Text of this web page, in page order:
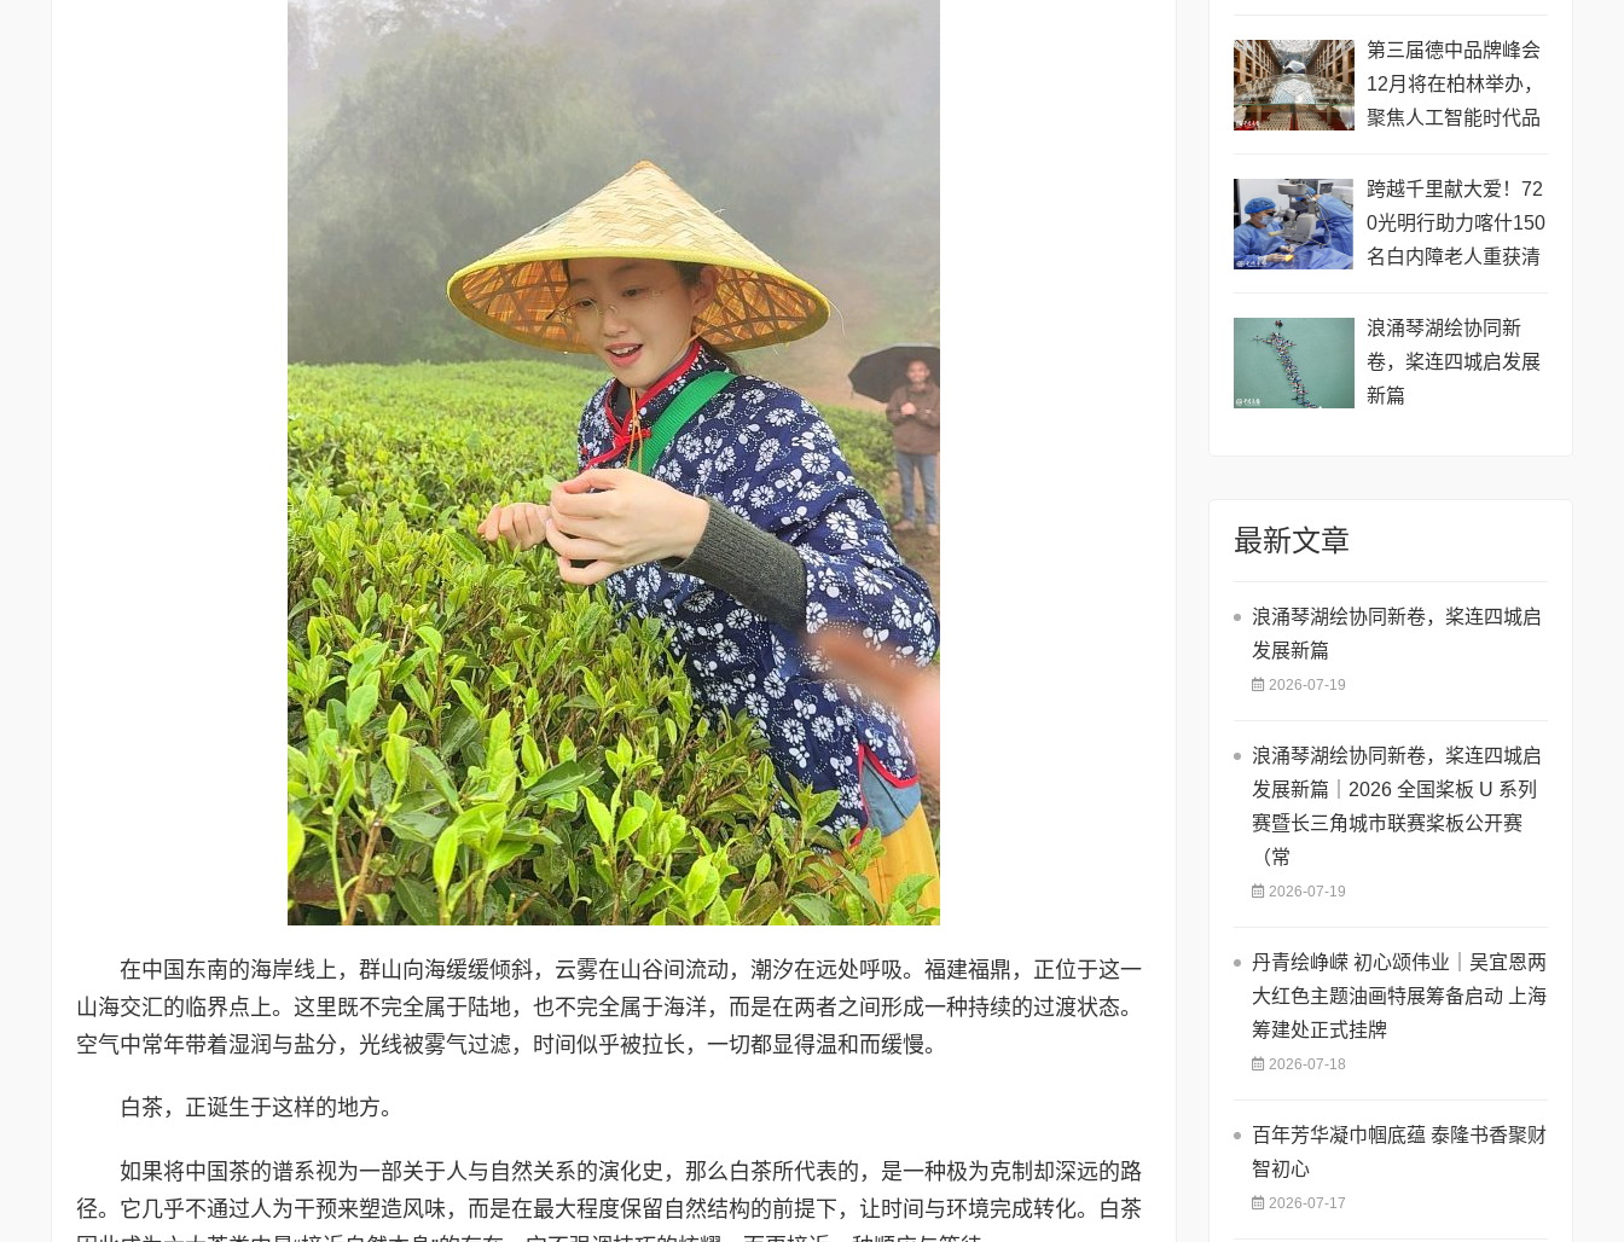
在中国东南的海岸线上，群山向海缓缓倾斜，云雾在山谷间流动，潮汐在远处呼吸。福建福鼎，正位于这一
山海交汇的临界点上。这里既不完全属于陆地，也不完全属于海洋，而是在两者之间形成一种持续的过渡状态。
空气中常年带着湿润与盐分，光线被雾气过滤，时间似乎被拉长，一切都显得温和而缓慢。
白茶，正诞生于这样的地方。
如果将中国茶的谱系视为一部关于人与自然关系的演化史，那么白茶所代表的，是一种极为克制却深远的路
径。它几乎不通过人为干预来塑造风味，而是在最大程度保留自然结构的前提下，让时间与环境完成转化。白茶
第三届德中品牌峰会
12月将在柏林举办，
聚焦人工智能时代品
跨越千里献大爱！72
0光明行助力喀什150
名白内障老人重获清
浪涌琴湖绘协同新
卷，桨连四城启发展
新篇
最新文章
浪涌琴湖绘协同新卷，桨连四城启
发展新篇
2026-07-19
浪涌琴湖绘协同新卷，桨连四城启
发展新篇｜2026 全国桨板 U 系列
赛暨长三角城市联赛桨板公开赛
（常
2026-07-19
丹青绘峥嵘 初心颂伟业｜吴宜恩两
大红色主题油画特展筹备启动 上海
筹建处正式挂牌
2026-07-18
百年芳华凝巾帼底蕴 泰隆书香聚财
智初心
2026-07-17